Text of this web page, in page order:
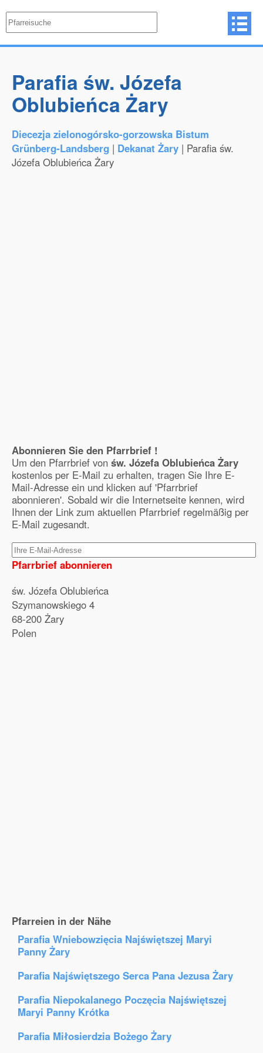
Parafia św. Józefa
Oblubieńca Żary
Diecezja zielonogórsko-gorzowska Bistum
Grünberg-Landsberg | Dekanat Żary | Parafia św.
Józefa Oblubieńca Żary
Abonnieren Sie den Pfarrbrief !
Um den Pfarrbrief von św. Józefa Oblubieńca Żary
kostenlos per E-Mail zu erhalten, tragen Sie Ihre E-
Mail-Adresse ein und klicken auf 'Pfarrbrief
abonnieren'. Sobald wir die Internetseite kennen, wird
Ihnen der Link zum aktuellen Pfarrbrief regelmäßig per
E-Mail zugesandt.
Pfarrbrief abonnieren
św. Józefa Oblubieńca
Szymanowskiego 4
68-200 Żary
Polen
Pfarreien in der Nähe
Parafia Wniebowzięcia Najświętszej Maryi
Panny Żary
Parafia Najświętszego Serca Pana Jezusa Żary
Parafia Niepokalanego Poczęcia Najświętszej
Maryi Panny Krótka
Parafia Miłosierdzia Bożego Żary